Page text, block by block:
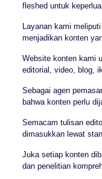
fleshed untuk
Layanan kami
menjadikan konten
Website konten kami
editorial, video, blog,
Sebagai agen
bahwa konten perlu
Semacam tulisan
dimasukkan lewat
Juka setiap konten
dan penelitian